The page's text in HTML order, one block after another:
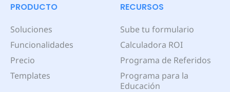
PRODUCTO
Soluciones
Funcionalidades
Precio
Templates
RECURSOS
Sube tu formulario
Calculadora ROI
Programa de Referidos
Programa para la
Educación